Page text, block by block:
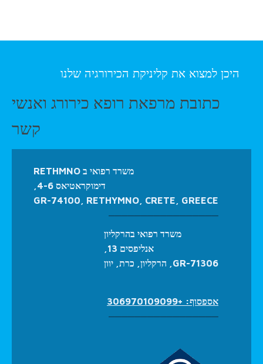
היכן למצוא את קליניקת הכירורגיה שלנו
כתובת מרפאת רופא כירורג ואנשי
קשר
משרד רפואי ב RETHMNO
דימוקראטיאס 4-6,
GR-74100, RETHYMNO, CRETE, GREECE
משרד רפואי בהרקליון
אנליפסים 13,
GR-71306, הרקליון, כרת, יוון
אספסוף: +306970109099